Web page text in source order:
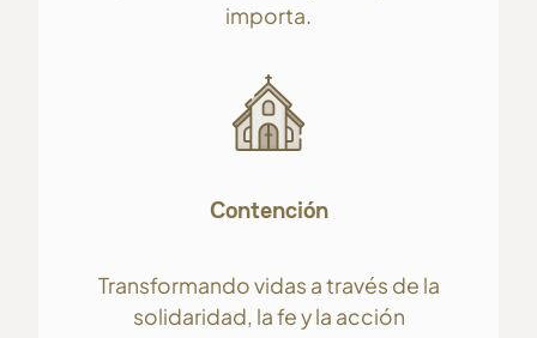
importa.
Contención
Transformando vidas a través de la
solidaridad, la fe y la acción